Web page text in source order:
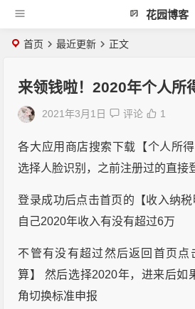
花园博客
首页 最近更新 正文
来领钱啦！2020年个人所
2021年3月1日 评论 1
各大应用商店搜索下载【个人所
选择人脸识别，之前注册过的直接
登录成功后点击首页的【收入纳
自己2020年收入有没有超过6万
不管有没有超过然后返回首页点
算】 然后选择2020年，进来后如
角切换标准申报